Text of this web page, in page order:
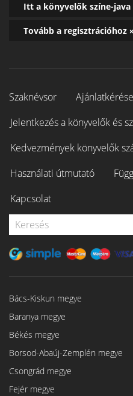
Itt a könyvelők színe-java
Tovább a regisztrációhoz
Szaknévsor
Jelentkezés a könyvelők és
Kedvezmények könyvelők
Használati útmutató
Kapcsolat
Bács-Kiskun megye
Baranya megye
Békés megye
Borsod-Abaúj-Zemplén megye
Csongrád megye
Fejér megye